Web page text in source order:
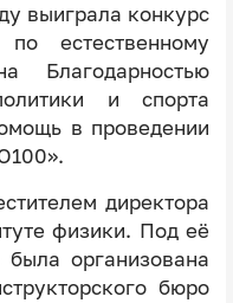
выиграла конкурс
естественному
Благодарностью
и спорта
в проведении
директора
физики. Под её
была организована
бюро